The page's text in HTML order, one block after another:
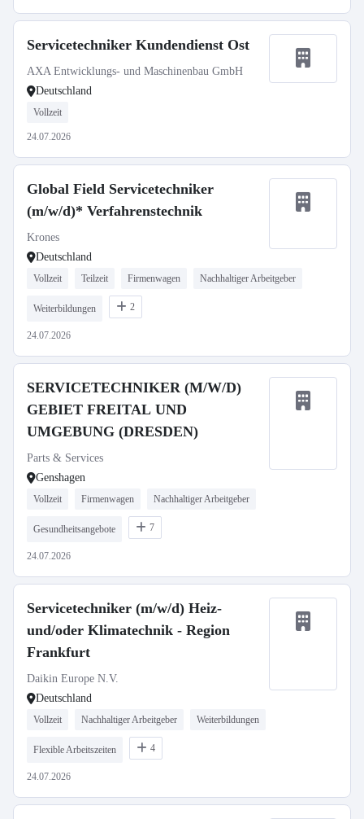
Servicetechniker Kundendienst Ost
AXA Entwicklungs- und Maschinenbau GmbH
Deutschland
Vollzeit
24.07.2026
Global Field Servicetechniker
(m/w/d)* Verfahrenstechnik
Krones
Deutschland
Vollzeit Teilzeit Firmenwagen Nachhaltiger Arbeitgeber
Weiterbildungen 2
24.07.2026
SERVICETECHNIKER (M/W/D)
GEBIET FREITAL UND
UMGEBUNG (DRESDEN)
Parts & Services
Genshagen
Vollzeit Firmenwagen Nachhaltiger Arbeitgeber
Gesundheitsangebote 7
24.07.2026
Servicetechniker (m/w/d) Heiz-
und/oder Klimatechnik - Region
Frankfurt
Daikin Europe N.V.
Deutschland
Vollzeit Nachhaltiger Arbeitgeber Weiterbildungen
Flexible Arbeitszeiten 4
24.07.2026